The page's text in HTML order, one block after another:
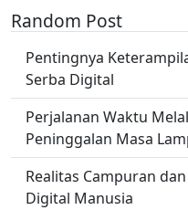
Random Post
Pentingnya
Serba Digital
Perjalanan Waktu
Peninggalan Masa
Realitas Campuran
Digital Manusia